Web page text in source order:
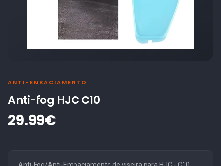
ANTI-EMBACIAMENTO
Anti-fog HJC C10
29.99€